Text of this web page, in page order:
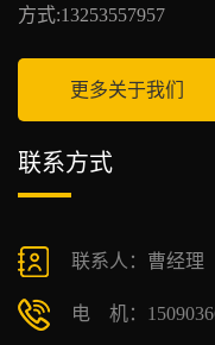
方式:13253557957
更多关于我们
联系方式
联系人：曹经理
电 机：